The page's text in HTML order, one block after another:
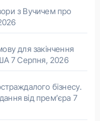
з Вучичем про
для закінчення
7 Серпня, 2026
бізнесу.
від прем’єра 7